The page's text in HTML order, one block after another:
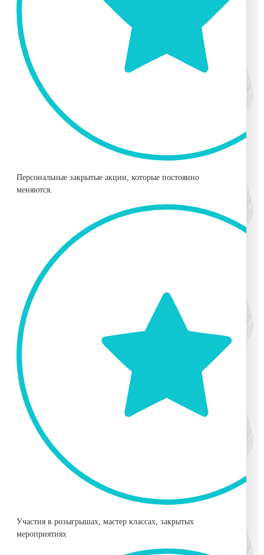
Персональные закрытые акции, которые постоянно
меняются.
Участия в розыгрышах, мастер классах, закрытых
мероприятиях